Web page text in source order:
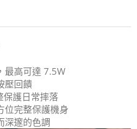
最高可達 7.5W
壓回饋
護日常摔落
位完整保護機身
深邃的色調